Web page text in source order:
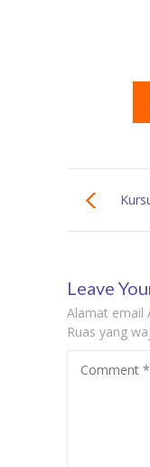
Cipondoh
Leave
Alamat email
Ruas yang
Comment *